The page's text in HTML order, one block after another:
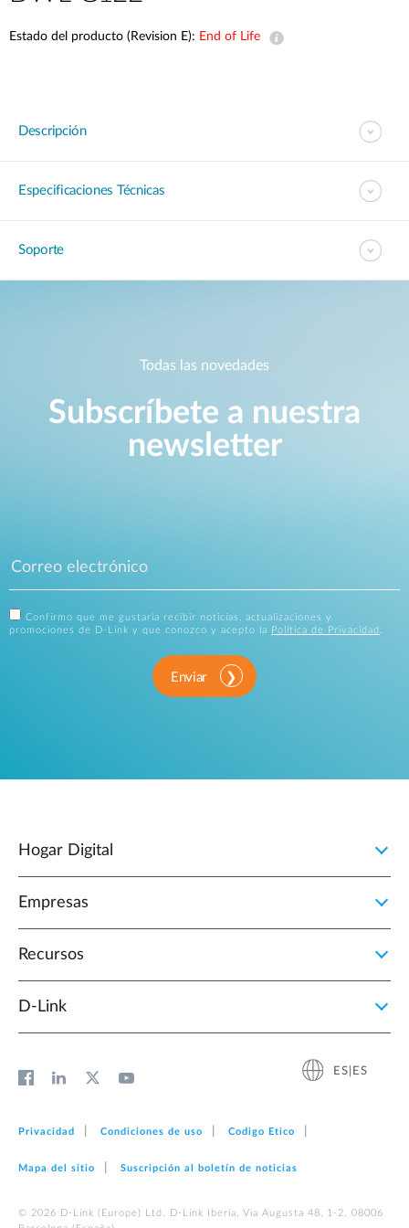
Estado del producto (Revision E): End of Life
Descripción
Especificaciones Técnicas
Soporte
Todas las novedades
Subscríbete a nuestra
newsletter
Confirmo que me gustaría recibir noticias, actualizaciones y
promociones de D-Link y que conozco y acepto la
Política de Privacidad .
Enviar
Hogar Digital
Empresas
Recursos
D‑Link
ES|ES
Privacidad Condiciones de uso Codigo Etico
Mapa del sitio Suscripción al boletín de noticias
© 2026 D‑Link (Europe) Ltd. D-Link Iberia, Via Augusta 48, 1-2. 08006